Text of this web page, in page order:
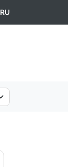
RU